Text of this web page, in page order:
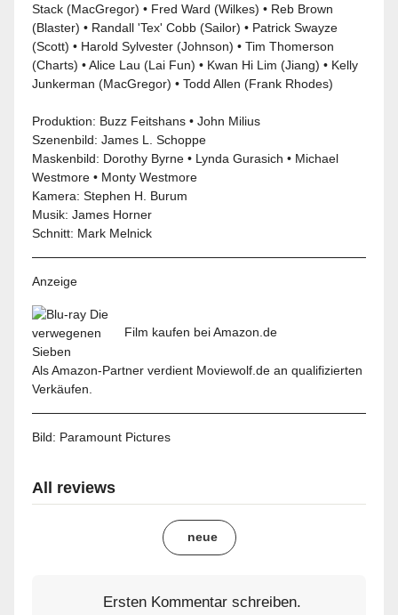
Stack (MacGregor) • Fred Ward (Wilkes) • Reb Brown
(Blaster) • Randall 'Tex' Cobb (Sailor) • Patrick Swayze
(Scott) • Harold Sylvester (Johnson) • Tim Thomerson
(Charts) • Alice Lau (Lai Fun) • Kwan Hi Lim (Jiang) • Kelly
Junkerman (MacGregor) • Todd Allen (Frank Rhodes)
Produktion: Buzz Feitshans • John Milius
Szenenbild: James L. Schoppe
Maskenbild: Dorothy Byrne • Lynda Gurasich • Michael
Westmore • Monty Westmore
Kamera: Stephen H. Burum
Musik: James Horner
Schnitt: Mark Melnick
Anzeige
Film kaufen bei Amazon.de
Als Amazon-Partner verdient Moviewolf.de an qualifizierten
Verkäufen.
Bild: Paramount Pictures
All reviews
neue
Ersten Kommentar schreiben.